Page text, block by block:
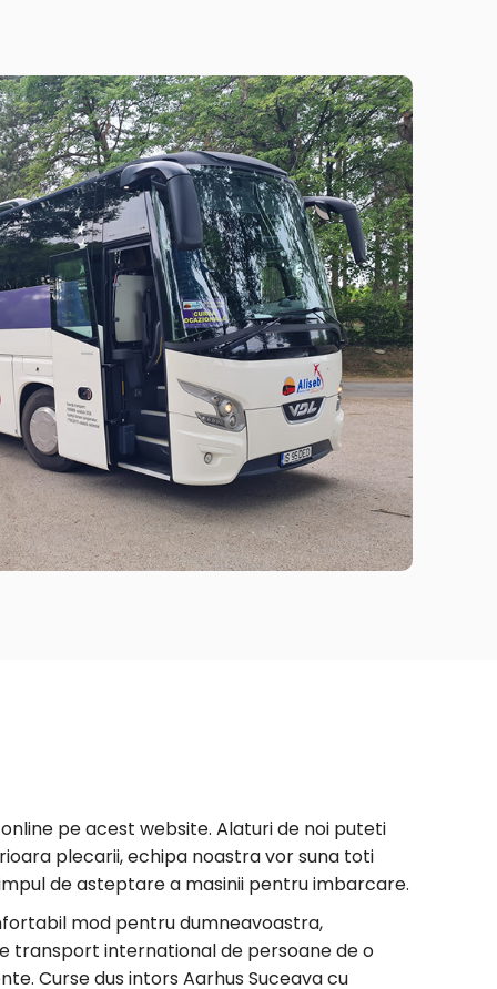
pe acest website. Alaturi de noi puteti
plecarii, echipa noastra vor suna toti
de asteptare a masinii pentru imbarcare.
mod pentru dumneavoastra,
transport international de persoane de o
Curse dus intors Aarhus Suceava cu